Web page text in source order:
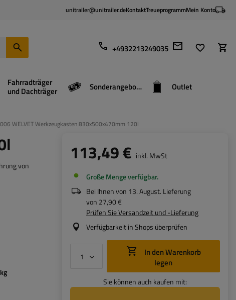
unitrailer@unitrailer.deKontaktTreueprogrammMein Konto
+4932213249035
Fahrradträger
und Dachträger Sonderangebote Outlet
WELVET Werkzeugkasten 830x500x470mm 120l
von
113,49 € inkl. MwSt
Große Menge verfügbar
Bei Ihnen von 13. August. Lieferung
von 27,90 €
Prüfen Sie Versandzeit und -Lieferung
Verfügbarkeit in Shops überprüfen
legen
Sie können auch kaufen mit: